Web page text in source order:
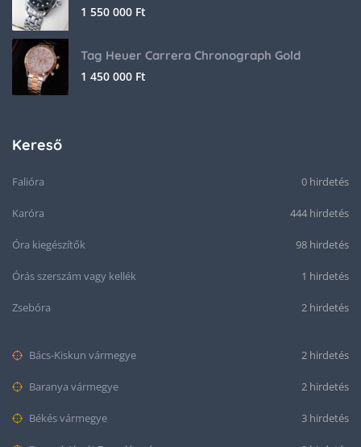
1 550 000 Ft
Tag Heuer Carrera Chronograph Gold
1 450 000 Ft
Kereső
Falióra 0 hirdetés
Karóra 444 hirdetés
Óra kiegészítők 98 hirdetés
Órás szerszám vagy kellék 1 hirdetés
Zsebóra 2 hirdetés
Bács-Kiskun vármegye 2 hirdetés
Baranya vármegye 2 hirdetés
Békés vármegye 3 hirdetés